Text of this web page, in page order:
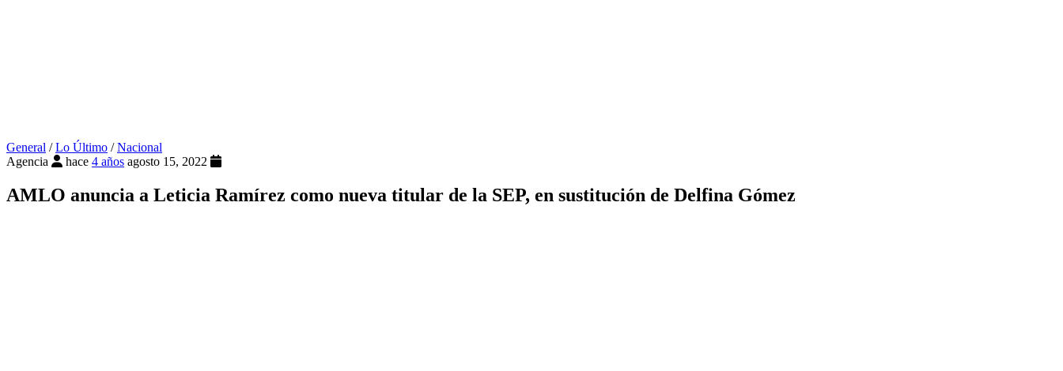
General /Lo Último /Nacional
Agencia
hace 4 años agosto 15, 2022
AMLO anuncia a Leticia Ramírez como nueva titular de la SEP, en sustitución de Delfina Gómez